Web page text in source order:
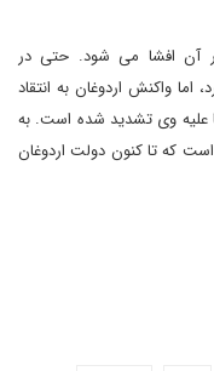
آن افشا می شود. حتی در
اما واکنش اردوغان به انتقاد
علیه وی تشدید شده است. به
که تا کنون دولت اردوغان